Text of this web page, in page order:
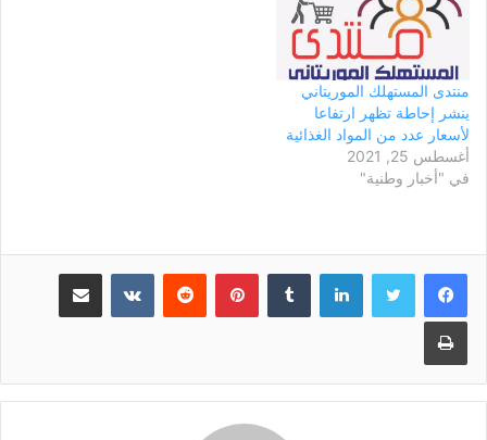
منتدى المستهلك الموريتاني
ينشر إحاطة تظهر ارتفاعا
لأسعار عدد من المواد الغذائية
أغسطس 25, 2021
في "أخبار وطنية"
لينكدإن بينتيريست مشاركة عبر البريد
طباعة